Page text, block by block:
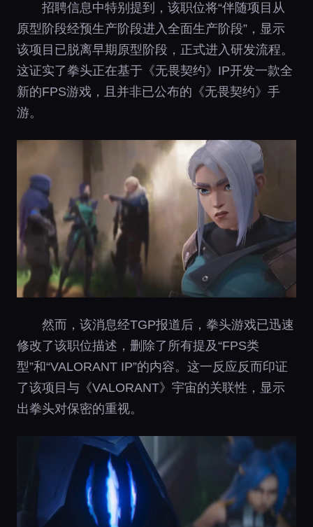
招聘信息中特别提到，该职位将“伴随项目从
原型阶段经预生产阶段进入全面生产阶段”，显示
该项目已脱离早期原型阶段，正式进入研发流程。
这证实了拳头正在基于《无畏契约》IP开发一款全
新的FPS游戏，且并非已公布的《无畏契约》手
游。
然而，该消息经TGP报道后，拳头游戏已迅速
修改了该职位描述，删除了所有提及“FPS类
型”和“VALORANT IP”的内容。这一反应反而印证
了该项目与《VALORANT》宇宙的关联性，显示
出拳头对保密的重视。